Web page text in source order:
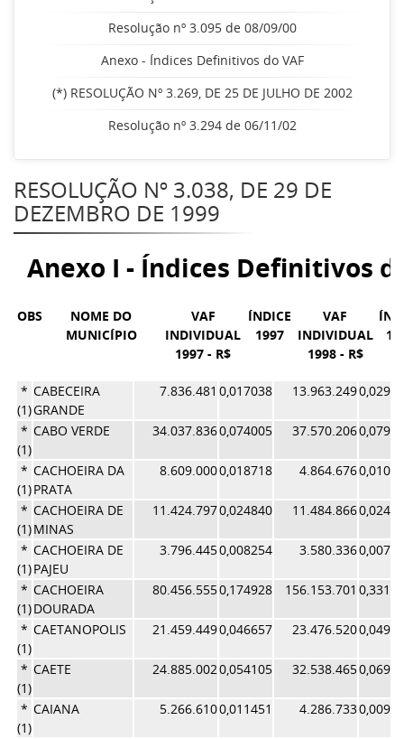
Resolução nº 3.095 de 08/09/00
Anexo - Índices Definitivos do VAF
(*) RESOLUÇÃO Nº 3.269, DE 25 DE JULHO DE 2002
Resolução nº 3.294 de 06/11/02
RESOLUÇÃO Nº 3.038, DE 29 DE
DEZEMBRO DE 1999
Anexo I - Índices Definitivos
OBS
NOME DO
MUNICÍPIO
VAF
INDIVIDUAL
1997 - R$
ÍNDICE
1997
VAF
INDIVIDUAL
1998 - R$
*
(1)
CABECEIRA
GRANDE
7.836.481 0,017038 13.963.249
*
(1)
CABO VERDE 34.037.8360,074005 37.570.206
*
(1)
CACHOEIRA DA
PRATA
8.609.0000,018718 4.864.676
*
(1)
CACHOEIRA DE
MINAS
11.424.7970,024840 11.484.866
*
(1)
CACHOEIRA DE
PAJEU
3.796.4450,008254 3.580.336
*
(1)
CACHOEIRA
DOURADA
80.456.5550,174928 156.153.701
*
(1)
CAETANOPOLIS 21.459.4490,046657 23.476.520
*
(1)
CAETE 24.885.0020,054105 32.538.465
*
(1)
CAIANA 5.266.6100,011451 4.286.733